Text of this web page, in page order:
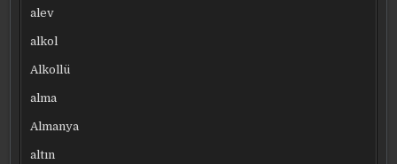
alev
alkol
Alkollü
alma
Almanya
altın